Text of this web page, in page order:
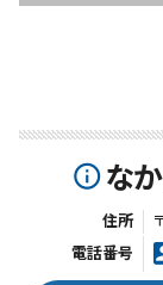
info_outlineな
住所
電話番号